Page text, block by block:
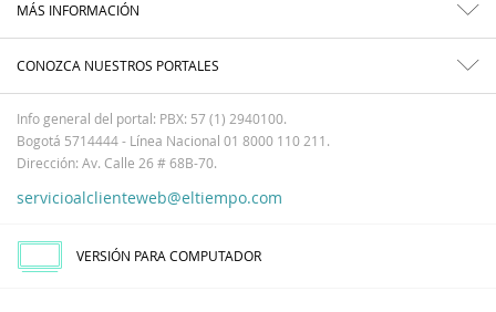
MÁS INFORMACIÓN
CONOZCA NUESTROS PORTALES
Info general del portal: PBX: 57 (1) 2940100.
Bogotá 5714444 - Línea Nacional 01 8000 110 211.
Dirección: Av. Calle 26 # 68B-70.
servicioalclienteweb@eltiempo.com
VERSIÓN PARA COMPUTADOR